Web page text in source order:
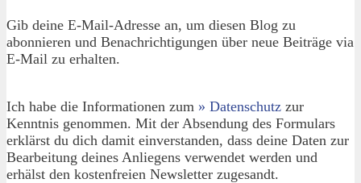
Gib deine E-Mail-Adresse an, um diesen Blog zu
abonnieren und Benachrichtigungen über neue Beiträge via
E-Mail zu erhalten.
Ich habe die Informationen zum » Datenschutz zur
Kenntnis genommen. Mit der Absendung des Formulars
erklärst du dich damit einverstanden, dass deine Daten zur
Bearbeitung deines Anliegens verwendet werden und
erhälst den kostenfreien Newsletter zugesandt.